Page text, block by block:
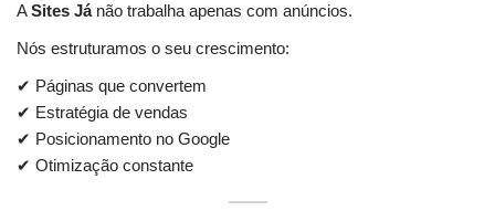
ASites Jánão trabalha apenas com anúncios.
Nós estruturamos o seu crescimento:
✔ Páginas que convertem
✔ Estratégia de vendas
✔ Posicionamento no Google
✔ Otimização constante